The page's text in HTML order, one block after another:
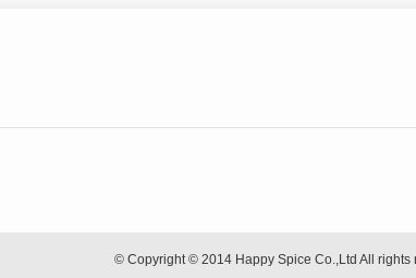
© Copyright © 2014 Happy Spice Co.,Ltd All rights